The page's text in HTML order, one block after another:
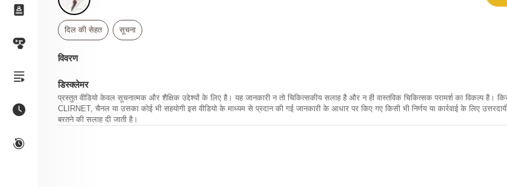
दिल की सेहत सूचना
विवरण
डिस्क्लेमर
प्रस्तुत वीडियो केवल सूचनात्मक और शैक्षिक उद्देश्यों के लिए है। यह जानकारी न तो चिकित्सकीय सलाह है और न ही वास्तविक चिकित्सक परामर्श का विकल्प है।
CLIRNET, चैनल या उसका कोई भी सहयोगी इस वीडियो के माध्यम से प्रदान की गई जानकारी के आधार पर किए गए किसी भी निर्णय या कार्रवाई के लिए उत्तरदायी
बरतने की सलाह दी जाती है।